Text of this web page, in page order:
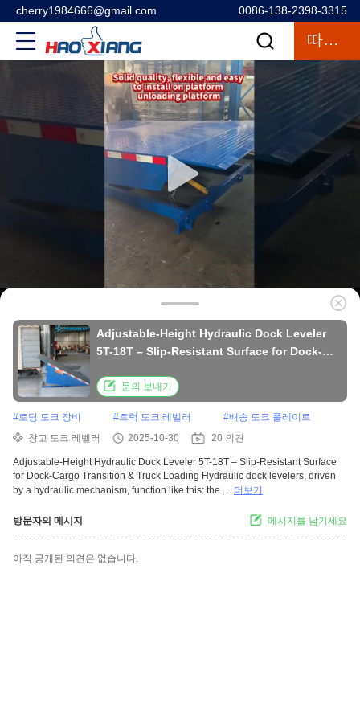
cherry1984666@gmail.com 0086-138-2398-3315
따옴표
Adjustable-Height Hydraulic Dock Leveler
5T-18T – Slip-Resistant Surface for Dock-
문의 보내기
#로딩 도크 장비 #트럭 도크 레벨러 #배송 도크 플레이트
창고 도크 레벨러
2025-10-30 20 의견
Adjustable-Height Hydraulic Dock Leveler 5T-18T – Slip-Resistant Surface
for Dock-Cargo Transition & Truck Loading Hydraulic dock levelers, driven
by a hydraulic mechanism, function like this: the ... 더보기
방문자의 메시지 메시지를 남기세요
아직 공개된 의견은 없습니다.